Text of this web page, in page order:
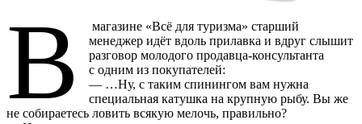
В
магазине «Всё для туризма» старший
менеджер идёт вдоль прилавка и вдруг слышит
разговор молодого продавца-консультанта
с одним из покупателей:
— …Ну, с таким спинингом вам нужна
специальная катушка на крупную рыбу. Вы же
не собираетесь ловить всякую мелочь, правильно?